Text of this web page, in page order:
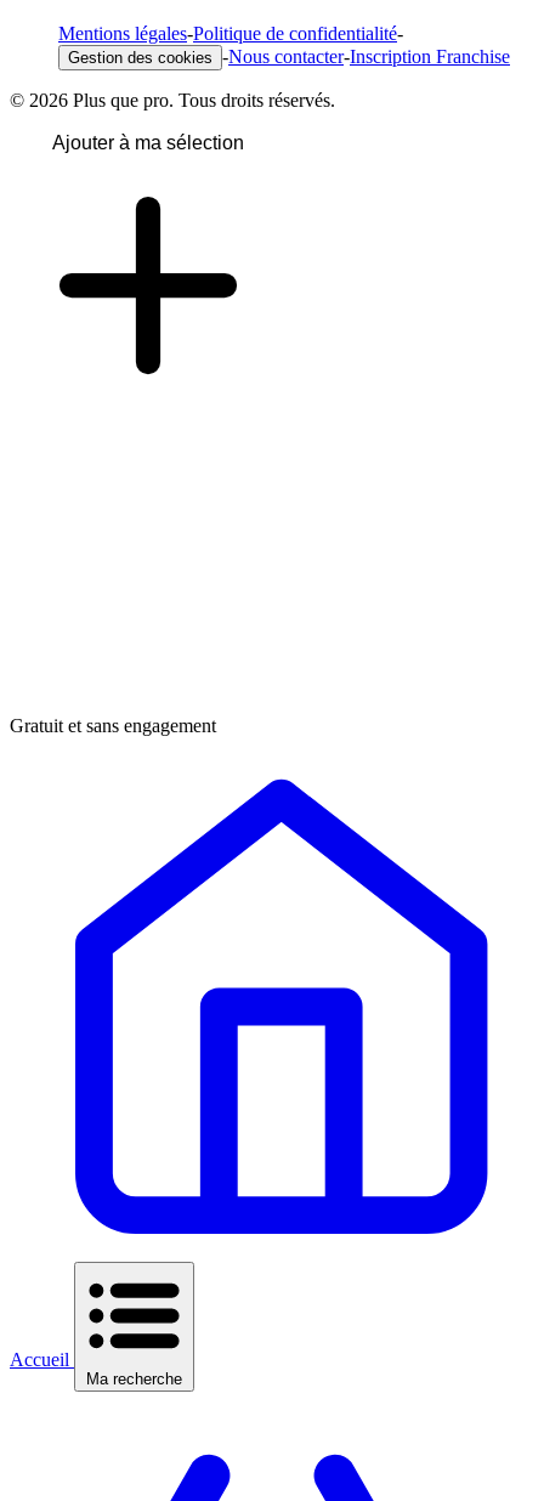
Mentions légales-Politique de confidentialité-
Gestion des cookies -Nous contacter-Inscription Franchise
© 2026 Plus que pro. Tous droits réservés.
Ajouter à ma sélection
Gratuit et sans engagement
Accueil
Ma recherche